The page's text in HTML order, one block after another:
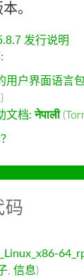
。
发行说明
用户界面语言
)
文档:नेपाली (
码
, 信息)